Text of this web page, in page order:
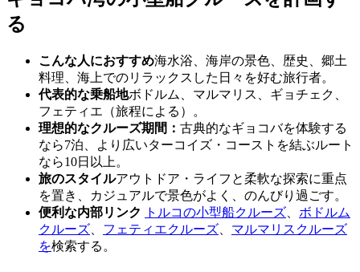
る
こんな人におすすめ海水浴、海岸の景色、歴史、郷土
料理、海上でのリラックスした日々を好む旅行者。
代表的な乗船地ボドルム、マルマリス、ギョチェク、
フェティエ（旅程による）。
理想的なクルーズ期間： 古典的なギョコバを体験する
なら7泊、より広いターコイズ・コーストを結ぶルート
なら10日以上。
旅のスタイルアウトドア・ライフと柔軟な探索に重点
を置き、カジュアルで景色がよく、のんびり過ごす。
便利な内部リンク
トルコの小型船クルーズ
ボドルム
クルーズ
フェティエクルーズ
マルマリスクルーズ
を検索する。